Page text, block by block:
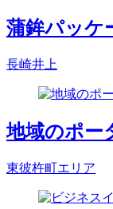
蒲鉾パッケ
長崎井上
地域のポー
東彼杵町エリア